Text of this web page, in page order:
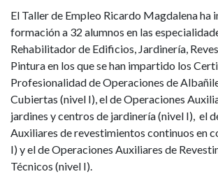
El Taller de Empleo Ricardo Magdalena ha
formación a 32 alumnos en las
Rehabilitador de Edificios, Jardinería,
Pintura en los que se han impartido los
Profesionalidad de Operaciones de
Cubiertas (nivel I), el de Operaciones
jardines y centros de jardinería (nivel I), el
Auxiliares de revestimientos continuos en
I) y el de Operaciones Auxiliares de
Técnicos (nivel I).